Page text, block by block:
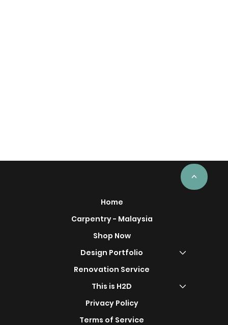
<
Home
Carpentry - Malaysia
Shop Now
Design Portfolio
Renovation Service
This is H2D
Privacy Policy
Terms of Service